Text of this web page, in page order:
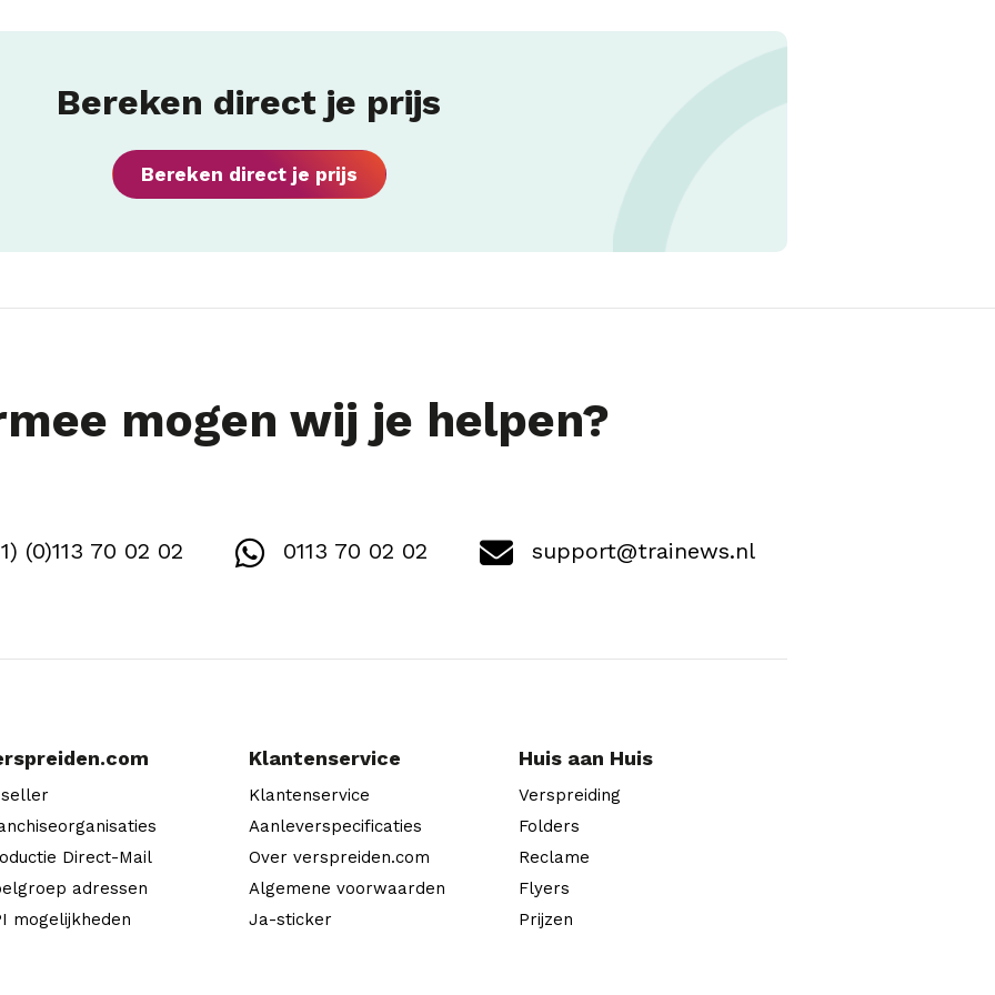
Bereken direct je prijs
Bereken direct je prijs
mogen wij je helpen?
(0)113 70 02 02 0113 70 02 02 support@trainews.nl
Direct-Mail
adressen
mogelijkheden
Klantenservice
Klantenservice
Aanleverspecificaties
Over verspreiden.com
Algemene voorwaarden
Ja-sticker
Huis aan Huis
Verspreiding
Folders
Reclame
Flyers
Prijzen